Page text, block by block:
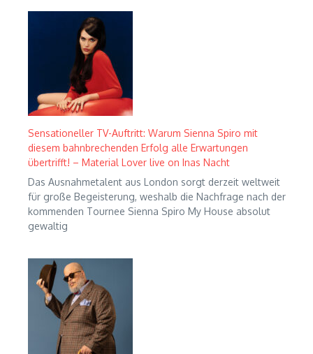
Sensationeller TV-Auftritt: Warum Sienna Spiro mit
diesem bahnbrechenden Erfolg alle Erwartungen
übertrifft! – Material Lover live on Inas Nacht
Das Ausnahmetalent aus London sorgt derzeit weltweit
für große Begeisterung, weshalb die Nachfrage nach der
kommenden Tournee Sienna Spiro My House absolut
gewaltig